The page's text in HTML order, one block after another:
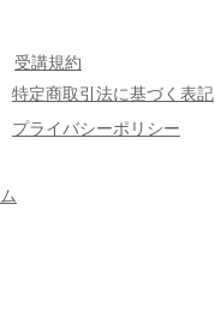
特定商取引法に基づく表記
受講規約
プライバシーポリシー